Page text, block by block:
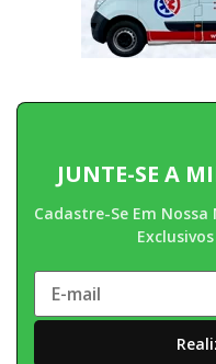
JUNTE-SE A
Cadastre-Se Em